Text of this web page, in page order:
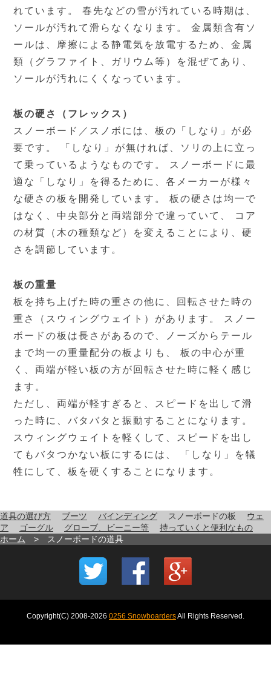
れています。 春先などの雪が汚れている時期は、
ソールが汚れて滑らなくなります。 金属類含有ソ
ールは、摩擦による静電気を放電するため、金属
類（グラファイト、ガリウム等）を混ぜてあり、
ソールが汚れにくくなっています。
板の硬さ（フレックス）
スノーボード／スノボには、板の「しなり」が必
要です。 「しなり」が無ければ、ソリの上に立っ
て乗っているようなものです。 スノーボードに最
適な「しなり」を得るために、各メーカーが様々
な硬さの板を開発しています。 板の硬さは均一で
はなく、中央部分と両端部分で違っていて、 コア
の材質（木の種類など）を変えることにより、硬
さを調節しています。
板の重量
板を持ち上げた時の重さの他に、回転させた時の
重さ（スウィングウェイト）があります。 スノー
ボードの板は長さがあるので、ノーズからテール
まで均一の重量配分の板よりも、 板の中心が重
く、両端が軽い板の方が回転させた時に軽く感じ
ます。
ただし、両端が軽すぎると、スピードを出して滑
った時に、バタバタと振動することになります。
スウィングウェイトを軽くして、スピードを出し
てもバタつかない板にするには、 「しなり」を犠
牲にして、板を硬くすることになります。
道具の選び方 ブーツ バインディング スノーボードの板 ウェ
ア
ゴーグル グローブ、ビーニー等
持っていくと便利なもの
ホーム > スノーボードの道具
Copyright(C) 2008-2026 0256 SnowboardersAll Rights Reserved.